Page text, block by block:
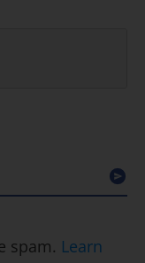
spam. Learn